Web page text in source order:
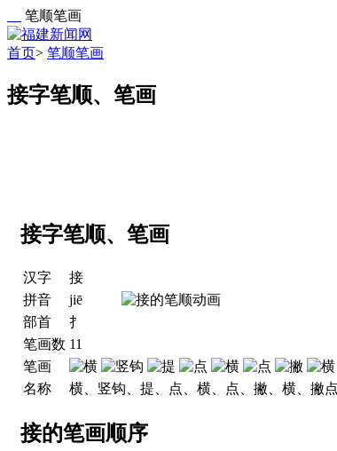
笔顺笔画
首页> 笔顺笔画
接字笔顺、笔画
接字笔顺、笔画
汉字
接
拼音
jiē
部首
扌
笔画数 11
笔画
名称
横、竖钩、提、点、横、点、撇、横、撇
接的笔画顺序